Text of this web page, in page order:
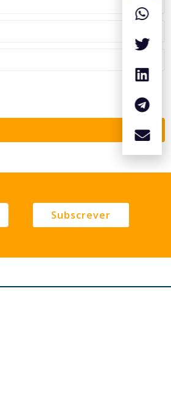
Subscrever